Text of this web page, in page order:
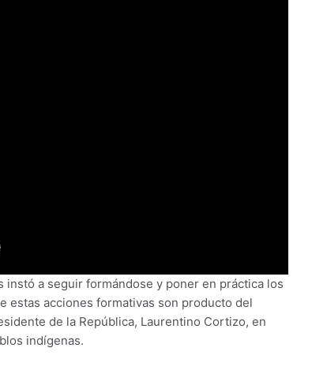
a seguir formándose y poner en práctica los
estas acciones formativas son producto del
de la República, Laurentino Cortizo, en
indígenas.